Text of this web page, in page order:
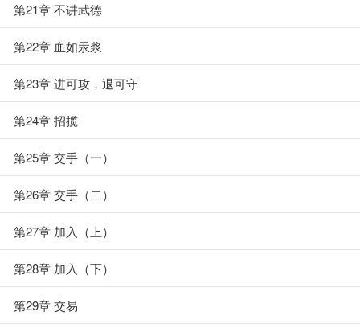
第21章 不讲武德
第22章 血如汞浆
第23章 进可攻，退可守
第24章 招揽
第25章 交手（一）
第26章 交手（二）
第27章 加入（上）
第28章 加入（下）
第29章 交易